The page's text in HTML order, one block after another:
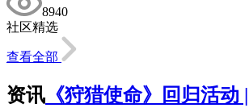
8940
社区精选
查看全部
资讯 《狩猎使命》回归活动